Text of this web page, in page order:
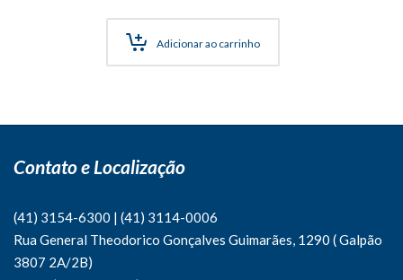
Adicionar ao carrinho
Contato e Localização
(41) 3154-6300 | (41) 3114-0006
Rua General Theodorico Gonçalves Guimarães, 1290 ( Galpão
3807 2A/2B)